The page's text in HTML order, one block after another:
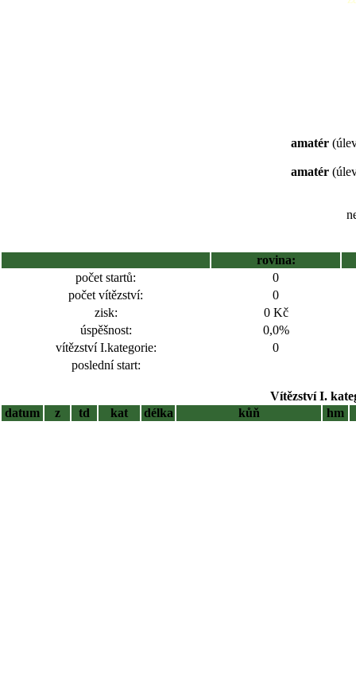
amatér
amatér
rovina:
počet startů:
0
počet vítězství:
0
zisk:
0 Kč
úspěšnost:
0,0%
vítězství I.kategorie:
0
poslední start:
Vítězství I.
datum
z td kat délka kůň hm